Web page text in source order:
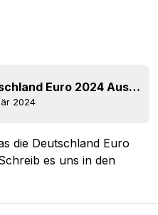
die Deutschland Euro
es uns in den
Klassiker
Trikots